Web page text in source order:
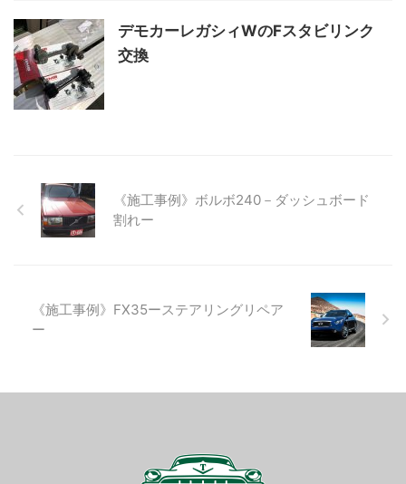
デモカーレガシィWのFスタビリンク
交換
《施工事例》ボルボ240－ダッシュボード
割れー
《施工事例》FX35ーステアリングリペア
ー